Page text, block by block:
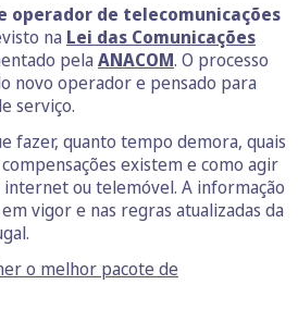
operador de telecomunicações
na Lei das Comunicações
pela ANACOM. O processo
novo operador e pensado para
serviço.
fazer, quanto tempo demora, quais
existem e como agir
internet ou telemóvel. A informação
vigor e nas regras atualizadas da
o melhor pacote de